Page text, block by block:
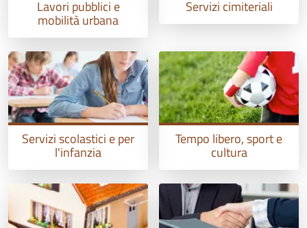
Lavori pubblici e
mobilità urbana
Servizi cimiteriali
Servizi scolastici e per
l'infanzia
Tempo libero, sport e
cultura